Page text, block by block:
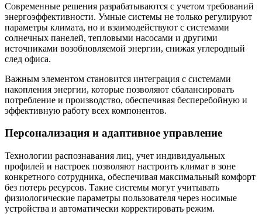
Современные решения разрабатываются с учетом требований
энергоэффективности. Умные системы не только регулируют
параметры климата, но и взаимодействуют с системами
солнечных панелей, тепловыми насосами и другими
источниками возобновляемой энергии, снижая углеродный
след офиса.
Важным элементом становится интеграция с системами
накопления энергии, которые позволяют сбалансировать
потребление и производство, обеспечивая бесперебойную и
эффективную работу всех компонентов.
Персонализация и адаптивное управление
Технологии распознавания лиц, учет индивидуальных
профилей и настроек позволяют настроить климат в зоне
конкретного сотрудника, обеспечивая максимальный комфорт
без потерь ресурсов. Такие системы могут учитывать
физиологические параметры пользователя через носимые
устройства и автоматически корректировать режим.